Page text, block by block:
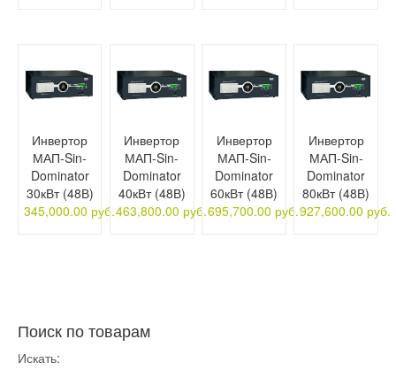
Инвертор
МАП-Sin-
Dominator
30кВт (48В)
345,000.00 руб.
Инвертор
МАП-Sin-
Dominator
40кВт (48В)
463,800.00 руб.
Инвертор
МАП-Sin-
Dominator
60кВт (48В)
695,700.00 руб.
Инвертор
МАП-Sin-
Dominator
80кВт (48В)
927,600.00 руб.
Поиск по товарам
Искать: